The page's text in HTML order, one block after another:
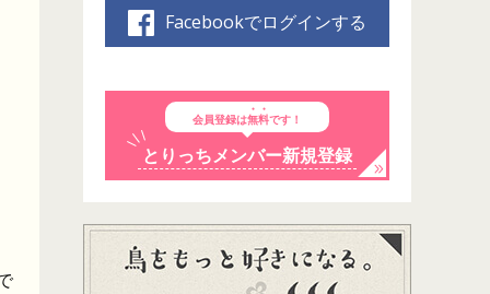
Facebookでログインする
会員登録は無料です！
とりっちメンバー新規登録